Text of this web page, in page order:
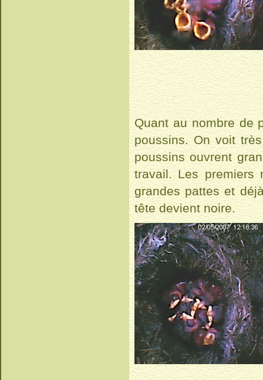
Quant au nombre de
poussins. On voit
poussins ouvrent
travail. Les premiers
grandes pattes et
tête devient noire.